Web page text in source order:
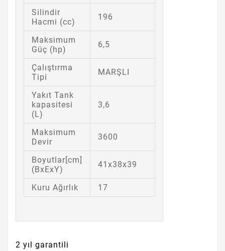
Silindir
Hacmi (cc)
196
Maksimum
Güç (hp)
6,5
Çalıştırma
Tipi
MARŞLI
Yakıt Tank
kapasitesi
(L)
3,6
Maksimum
Devir
3600
Boyutlar[cm]
(BxExY)
41x38x39
Kuru Ağırlık 17
2 yıl garantili